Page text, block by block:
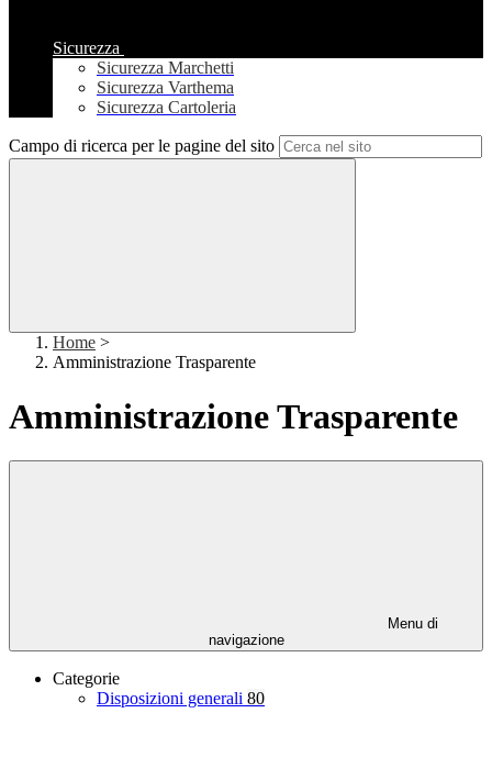
Sicurezza
Sicurezza Marchetti
Sicurezza Varthema
Sicurezza Cartoleria
Campo di ricerca per le pagine del sito
Home >
Amministrazione Trasparente
Amministrazione Trasparente
Menu di
navigazione
Categorie
Disposizioni generali 80